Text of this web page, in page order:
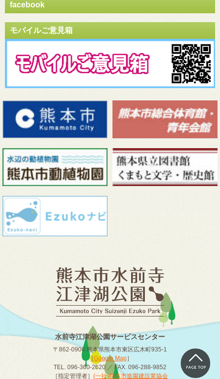
facebook
モバイルご意見箱
水前寺江津湖公園サービスセンター
〒862-0906 熊本県熊本市東区広木町935-1
［Google Map］
TEL. 096-360-2620 ／ FAX. 096-288-9852
［指定管理者］ (一社)熊本市造園建設業協会